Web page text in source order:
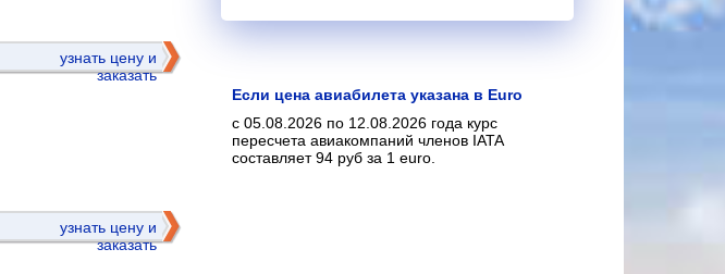
узнать цену и
заказать
узнать цену и
заказать
Если цена авиабилета указана в Euro
с 05.08.2026 по 12.08.2026 года курс
пересчета авиакомпаний членов IATA
составляет 94 руб за 1 euro.